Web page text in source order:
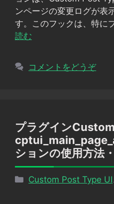
ー
ンページの変更ログが表
す。このフックは、特に
読む
コメントをどうぞ
プラグイン
ションの使用方法
カ
Custom Post Type UI